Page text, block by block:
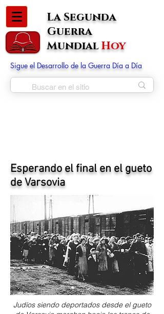
La Segunda
Guerra
MundialHoy
Sigue el Desarrollo de la Guerra Día a Día
Esperando el final en el gueto
de Varsovia
Judíos siendo deportados desde el gueto